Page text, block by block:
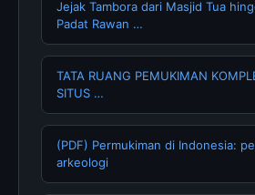
Jejak Tambora dari Masjid Tua
Padat Rawan …
TATA RUANG PEMUKIMAN
SITUS …
(PDF) Permukiman di Indonesia:
arkeologi